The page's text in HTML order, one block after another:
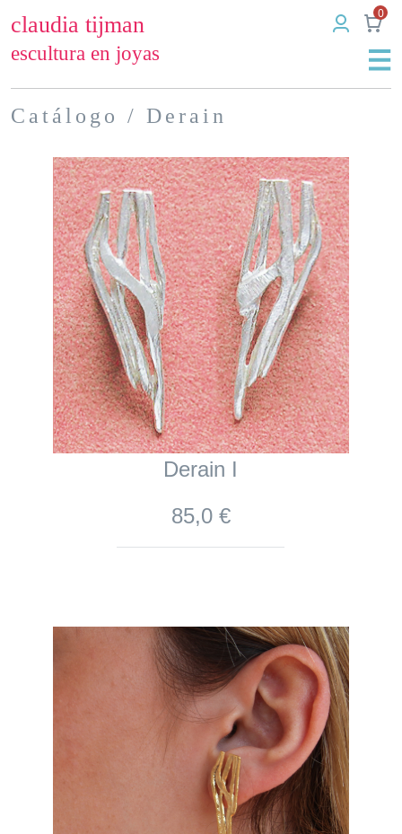
claudia tijman
escultura en joyas
0
Catálogo / Derain
Derain I
85,0 €